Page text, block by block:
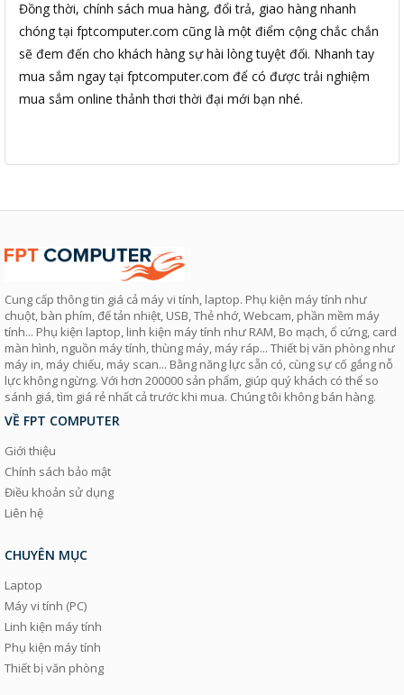
Đồng thời, chính sách mua hàng, đổi trả, giao hàng nhanh
chóng tại fptcomputer.com cũng là một điểm cộng chắc chắn
sẽ đem đến cho khách hàng sự hài lòng tuyệt đối. Nhanh tay
mua sắm ngay tại fptcomputer.com để có được trải nghiệm
mua sắm online thảnh thơi thời đại mới bạn nhé.
Cung cấp thông tin giá cả máy vi tính, laptop. Phụ kiện máy tính như
chuột, bàn phím, đế tản nhiệt, USB, Thẻ nhớ, Webcam, phần mềm máy
tính... Phụ kiện laptop, linh kiện máy tính như RAM, Bo mạch, ổ cứng, card
màn hình, nguồn máy tính, thùng máy, máy ráp... Thiết bị văn phòng như
máy in, máy chiếu, máy scan... Bằng năng lực sẵn có, cùng sự cố gắng nỗ
lực không ngừng. Với hơn 200000 sản phẩm, giúp quý khách có thể so
sánh giá, tìm giá rẻ nhất cả trước khi mua. Chúng tôi không bán hàng.
VỀ FPT COMPUTER
Giới thiệu
Chính sách bảo mật
Điều khoản sử dụng
Liên hệ
CHUYÊN MỤC
Laptop
Máy vi tính (PC)
Linh kiện máy tính
Phụ kiện máy tính
Thiết bị văn phòng